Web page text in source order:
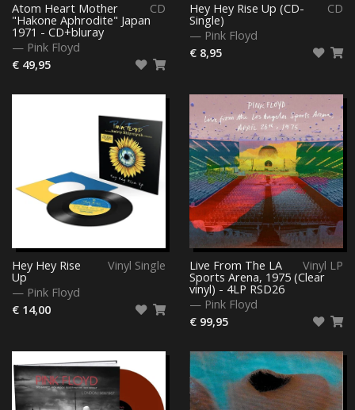
CD
Atom Heart Mother
"Hakone Aphrodite" Japan
1971 - CD+bluray
— Pink Floyd
€ 49,95
CD
Hey Hey Rise Up (CD-
Single)
— Pink Floyd
€ 8,95
Vinyl Single
Hey Hey Rise
Up
— Pink Floyd
€ 14,00
Vinyl LP
Live From The LA
Sports Arena, 1975 (Clear
vinyl) - 4LP RSD26
— Pink Floyd
€ 99,95